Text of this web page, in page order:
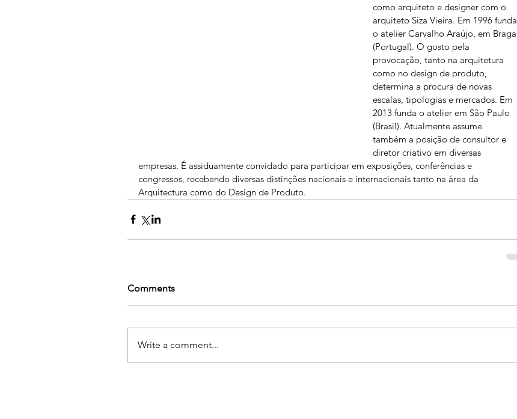
como arquiteto e designer com o
arquiteto Siza Vieira. Em 1996 funda
o atelier Carvalho Araújo, em Braga
(Portugal). O gosto pela
provocação, tanto na arquitetura
como no design de produto,
determina a procura de novas
escalas, tipologias e mercados. Em
2013 funda o atelier em São Paulo
(Brasil). Atualmente assume
também a posição de consultor e
diretor criativo em diversas
empresas. É assiduamente convidado para participar em exposições, conferências e
congressos, recebendo diversas distinções nacionais e internacionais tanto na área da
Arquitectura como do Design de Produto.
Comments
Write a comment...